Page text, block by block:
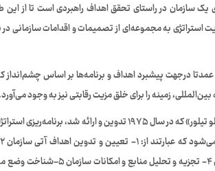
یک سازمان در راستای تحقق اهداف راهبردی است تا از
استراتژی به مجموعه‌ای از تصمیمات و اقدامات سازمانی
درجهت پیشبرد اهداف و برنامه‌ها بر اساس
زمینه را برای خلق مزیت رقابتی نیز به وجود
بر اساس روش طراحی برنامه‌ریزی استراتژیک «فردریک وینسلو تیلور» که در سال
موجود در سازمان ۳-تجزیه و تحلیل شرایط